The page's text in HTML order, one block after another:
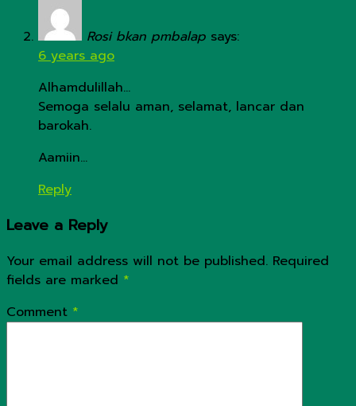
Rosi bkan pmbalap says:
6 years ago
Alhamdulillah…
Semoga selalu aman, selamat, lancar dan
barokah.
Aamiin…
Reply
Leave a Reply
Your email address will not be published. Required
fields are marked *
Comment *